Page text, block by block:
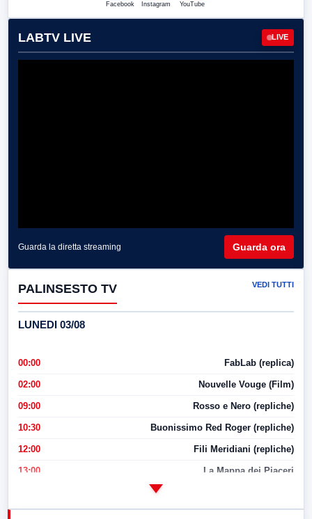
Facebook Instagram YouTube
LABTV LIVE LIVE
Guarda la diretta streaming Guarda ora
PALINSESTO TV VEDI TUTTI
LUNEDI 03/08
00:00 FabLab (replica)
02:00 Nouvelle Vouge (Film)
09:00 Rosso e Nero (repliche)
10:30 Buonissimo Red Roger (repliche)
12:00 Fili Meridiani (repliche)
13:00 La Mappa dei Piaceri